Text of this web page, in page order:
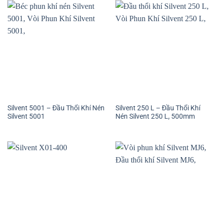
Silvent 5001 – Đầu Thổi Khí Nén
Silvent 5001
Silvent 250 L – Đầu Thổi Khí
Nén Silvent 250 L, 500mm